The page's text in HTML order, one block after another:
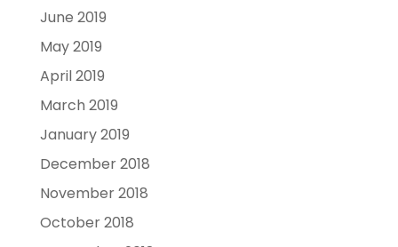
June 2019
May 2019
April 2019
March 2019
January 2019
December 2018
November 2018
October 2018